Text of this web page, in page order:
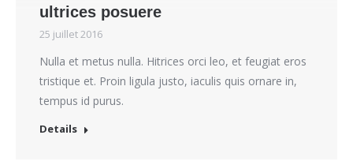
ultrices posuere
25 juillet 2016
Nulla et metus nulla. Hitrices orci leo, et feugiat eros
tristique et. Proin ligula justo, iaculis quis ornare in,
tempus id purus.
Details